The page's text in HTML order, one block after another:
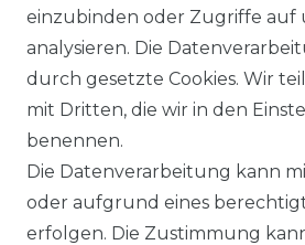
UNTERNEHMEN
HERSTELLER
einzubinden oder Zugriffe auf
analysieren. Die
durch gesetzte Cookies. Wir
mit Dritten, die wir in den
benennen.
Die Datenverarbeitung kann
oder aufgrund eines
erfolgen. Die Zustimmung